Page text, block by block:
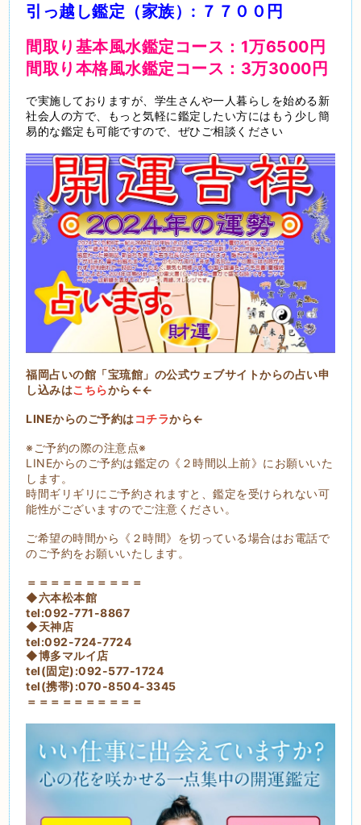
引っ越し鑑定（家族）: ７７００円
間取り基本風水鑑定コース：1万6500円
間取り本格風水鑑定コース：3万3000円
で実施しておりますが、学生さんや一人暮らしを始める新
社会人の方で、もっと気軽に鑑定したい方にはもう少し簡
易的な鑑定も可能ですので、ぜひご相談ください
福岡占いの館「宝琉館」の公式ウェブサイトからの占い申
し込みはこちらから←←
LINEからのご予約はコチラから←
※ご予約の際の注意点※
LINEからのご予約は鑑定の《２時間以上前》にお願いいた
します。
時間ギリギリにご予約されますと、鑑定を受けられない可
能性がございますのでご注意ください。
ご希望の時間から《２時間》を切っている場合はお電話で
のご予約をお願いいたします。
＝＝＝＝＝＝＝＝＝＝
◆六本松本館
tel:092-771-8867
◆天神店
tel:092-724-7724
◆博多マルイ店
tel(固定):092-577-1724
tel(携帯):070-8504-3345
＝＝＝＝＝＝＝＝＝＝